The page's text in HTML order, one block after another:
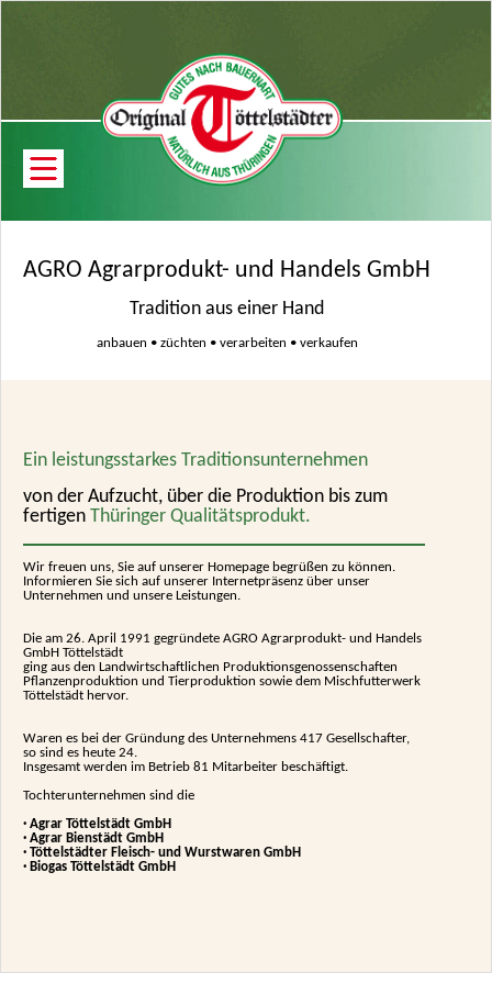
AGRO Agrarprodukt- und Handels GmbH
Tradition aus einer Hand
anbauen • züchten • verarbeiten • verkaufen
Ein leistungsstarkes Traditionsunternehmen
von der Aufzucht, über die Produktion bis zum
fertigen Thüringer Qualitätsprodukt.
Wir freuen uns, Sie auf unserer Homepage begrüßen zu können.
Informieren Sie sich auf unserer Internetpräsenz über unser
Unternehmen und unsere Leistungen.
Die am 26. April 1991 gegründete AGRO Agrarprodukt- und Handels
GmbH Töttelstädt
ging aus den Landwirtschaftlichen Produktionsgenossenschaften
Pflanzenproduktion und Tierproduktion sowie dem Mischfutterwerk
Töttelstädt hervor.
Waren es bei der Gründung des Unternehmens 417 Gesellschafter,
so sind es heute 24.
Insgesamt werden im Betrieb 81 Mitarbeiter beschäftigt.
Tochterunternehmen sind die
· Agrar Töttelstädt GmbH
· Agrar Bienstädt GmbH
· Töttelstädter Fleisch- und Wurstwaren GmbH
· Biogas Töttelstädt GmbH